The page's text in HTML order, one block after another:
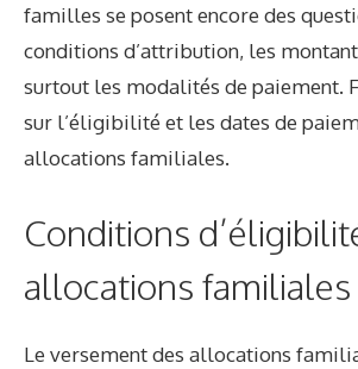
familles se posent encore des
conditions d’attribution, les
surtout les modalités de paiement.
sur l’éligibilité et les dates de
allocations familiales.
Conditions
allocations familiales
Le versement des allocations